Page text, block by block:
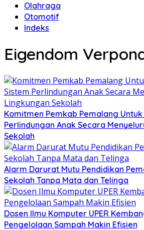
Olahraga
Otomotif
Indeks
Eigendom
Komitmen Pemkab Pemalang
Perlindungan Anak Secara
Sekolah
Alarm Darurat Mutu Pendidikan
Sekolah Tanpa Mata dan Telinga
Dosen Ilmu Komputer UPER
Pengelolaan Sampah Makin Efisien